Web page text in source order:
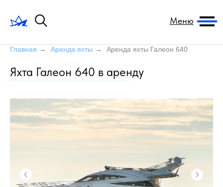
Меню
Главная → Аренда яхты → Аренда яхты Галеон 640
Яхта Галеон 640 в аренду